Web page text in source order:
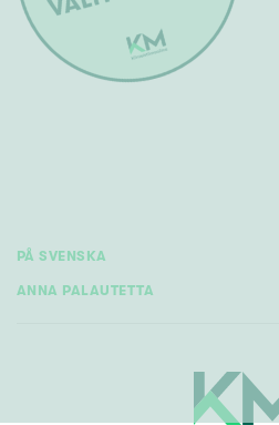
PÅ SVENSKA
ANNA PALAUTETTA